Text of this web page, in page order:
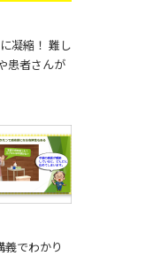
凝縮！ 難し
患者さんが
でわかり